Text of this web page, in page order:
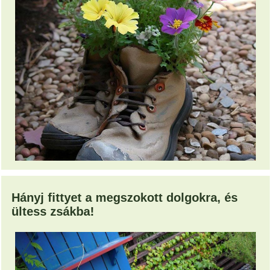
Hányj fittyet a megszokott dolgokra, és
ültess zsákba!